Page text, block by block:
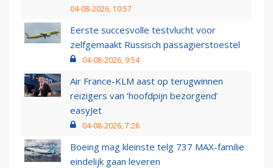
04-08-2026, 10:57
Eerste succesvolle testvlucht voor
zelfgemaakt Russisch passagierstoestel
04-08-2026, 9:54
Air France-KLM aast op terugwinnen
reizigers van ‘hoofdpijn bezorgend’
easyJet
04-08-2026, 7:26
Boeing mag kleinste telg 737 MAX-familie
eindelijk gaan leveren